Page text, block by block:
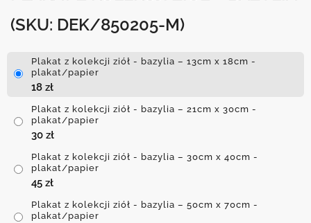
(SKU: DEK/850205-M)
Plakat z kolekcji ziół - bazylia – 13cm x 18cm -
plakat/papier
18 zł
Plakat z kolekcji ziół - bazylia – 21cm x 30cm -
plakat/papier
30 zł
Plakat z kolekcji ziół - bazylia – 30cm x 40cm -
plakat/papier
45 zł
Plakat z kolekcji ziół - bazylia – 50cm x 70cm -
plakat/papier